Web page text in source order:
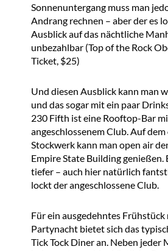
Sonnenuntergang muss man
Andrang rechnen – aber der es
Ausblick auf das nächtliche
unbezahlbar (Top of the Rock
Ticket, $25)
Und diesen Ausblick kann man
und das sogar mit ein paar
230 Fifth ist eine Rooftop-Bar
angeschlossenem Club. Auf
Stockwerk kann man open air
Empire State Building genießen.
tiefer – auch hier natürlich
lockt der angeschlossene Club.
Für ein ausgedehntes Frühstück
Partynacht bietet sich das
Tick Tock Diner an. Neben jeder